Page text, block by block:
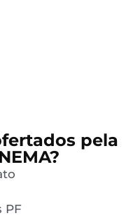
pela
PF